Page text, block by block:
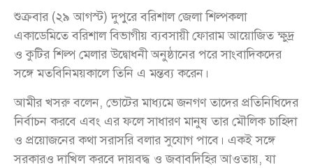
শুক্রবার (২৯ আগস্ট) দুপুরে বরিশাল জেলা শিল্পকলা
একাডেমিতে বরিশাল বিভাগীয় ব্যবসায়ী ফোরাম আয়োজিত ক্ষুদ্র
ও কুটির শিল্প মেলার উদ্বোধনী অনুষ্ঠানের পরে সাংবাদিকদের
সঙ্গে মতবিনিময়কালে তিনি এ মন্তব্য করেন।
আমীর খসরু বলেন, ভোটের মাধ্যমে জনগণ তাদের প্রতিনিধিদের
নির্বাচন করবে এবং এর ফলে সাধারণ মানুষ তার মৌলিক চাহিদা
ও প্রয়োজনের কথা সরাসরি বলার সুযোগ পাবে। একই সঙ্গে
সরকারও দাখিল করবে দায়বদ্ধ ও জবাবদিহির আওতায়, যা